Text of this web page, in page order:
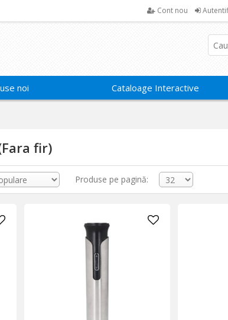
Cont nou
noi Cataloage Interactive
fir)
Produse pe pagină: